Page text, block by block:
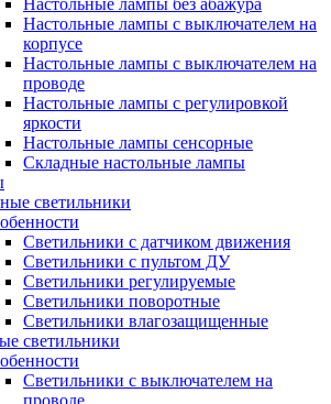
Настольные лампы без абажура
Настольные лампы с выключателем на
корпусе
Настольные лампы с выключателем на
проводе
Настольные лампы с регулировкой
яркости
Настольные лампы сенсорные
Складные настольные лампы
светильники
Светильники с датчиком движения
Светильники с пультом ДУ
Светильники регулируемые
Светильники поворотные
Светильники влагозащищенные
светильники
Светильники с выключателем на